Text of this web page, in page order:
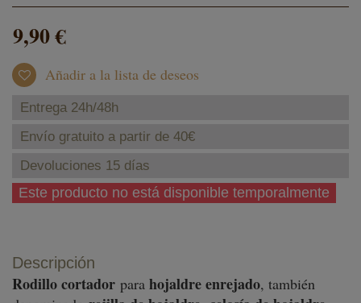
9,90 €
Añadir a la lista de deseos
Entrega 24h/48h
Envío gratuito a partir de 40€
Devoluciones 15 días
Este producto no está disponible temporalmente
Descripción
Rodillo cortador para hojaldre enrejado, también